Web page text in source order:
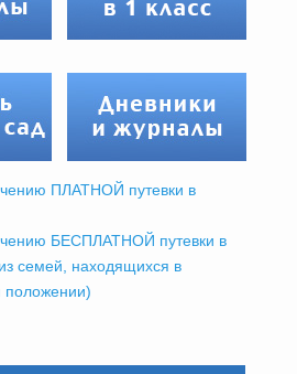
ПЛАТНОЙ путевки в
БЕСПЛАТНОЙ путевки в
семей, находящихся в
положении)